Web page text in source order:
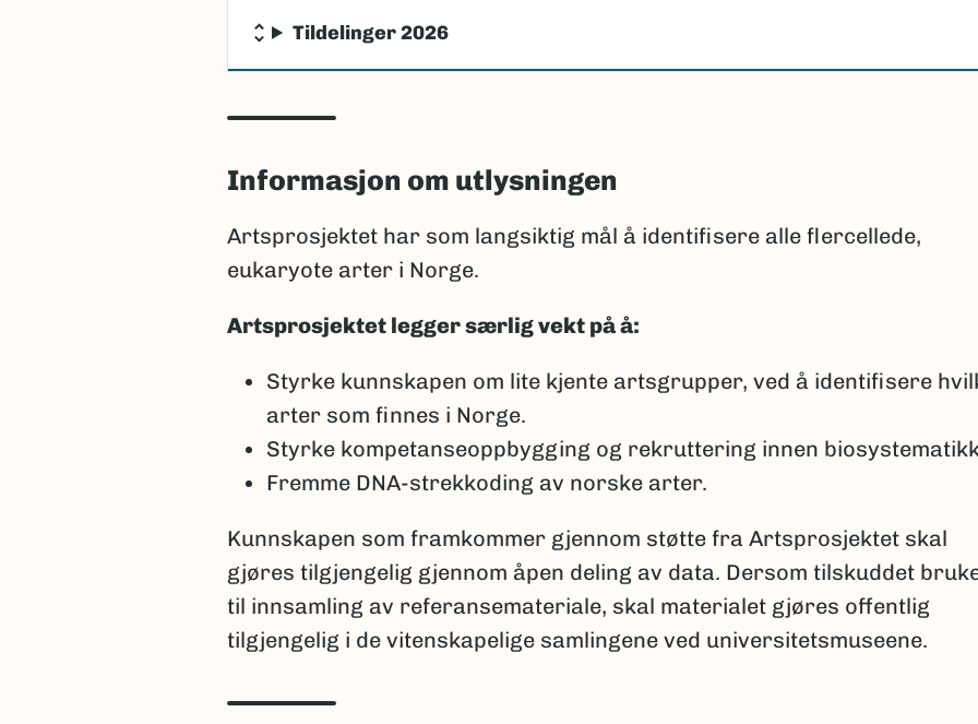
Tildelinger 2026
Informasjon om utlysningen
Artsprosjektet har som langsiktig mål å identifisere alle flercellede,
eukaryote arter i Norge.
Artsprosjektet legger særlig vekt på å:
Styrke kunnskapen om lite kjente artsgrupper, ved å identifisere
arter som finnes i Norge.
Styrke kompetanseoppbygging og rekruttering innen
Fremme DNA-strekkoding av norske arter.
Kunnskapen som framkommer gjennom støtte fra Artsprosjektet skal
gjøres tilgjengelig gjennom åpen deling av data. Dersom tilskuddet
til innsamling av referansemateriale, skal materialet gjøres offentlig
tilgjengelig i de vitenskapelige samlingene ved universitetsmuseene.